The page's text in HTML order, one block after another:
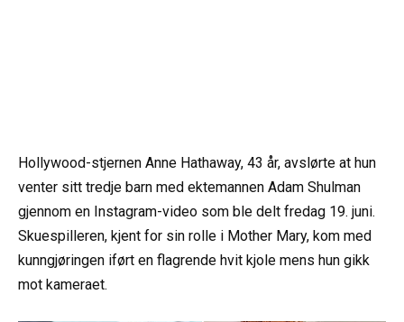
Hollywood-stjernen Anne Hathaway, 43 år, avslørte at hun
venter sitt tredje barn med ektemannen Adam Shulman
gjennom en Instagram-video som ble delt fredag 19. juni.
Skuespilleren, kjent for sin rolle i Mother Mary, kom med
kunngjøringen iført en flagrende hvit kjole mens hun gikk
mot kameraet.